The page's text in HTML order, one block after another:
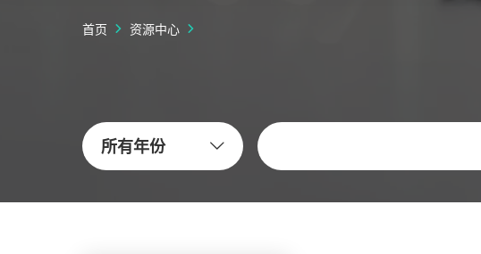
首页 资源中心
所有年份
关键字